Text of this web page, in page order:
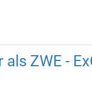
ZWE -